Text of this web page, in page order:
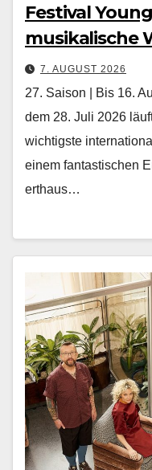
Festival
musikalische
7. AUGUST 2026
27. Saison | Bis 16.
dem 28. Juli 2026
wichtig­ste
einem fan­tastis­chen
erthaus…